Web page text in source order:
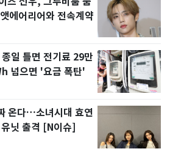
에어리어와 전속계약
일 틀면 전기료 29만
넘으면 '요금 폭탄'
온다…소녀시대 효연
닛 출격 [N이슈]